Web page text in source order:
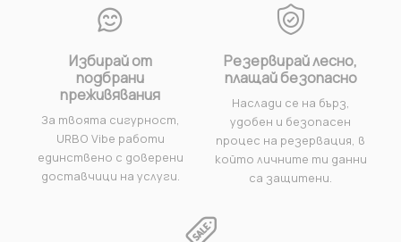
Избирай от
подбрани
преживявания
За твоята сигурност,
URBO Vibe работи
единствено с доверени
доставчици на услуги.
Резервирай лесно,
плащай безопасно
Наслади се на бърз,
удобен и безопасен
процес на резервация, в
който личните ти данни
са защитени.